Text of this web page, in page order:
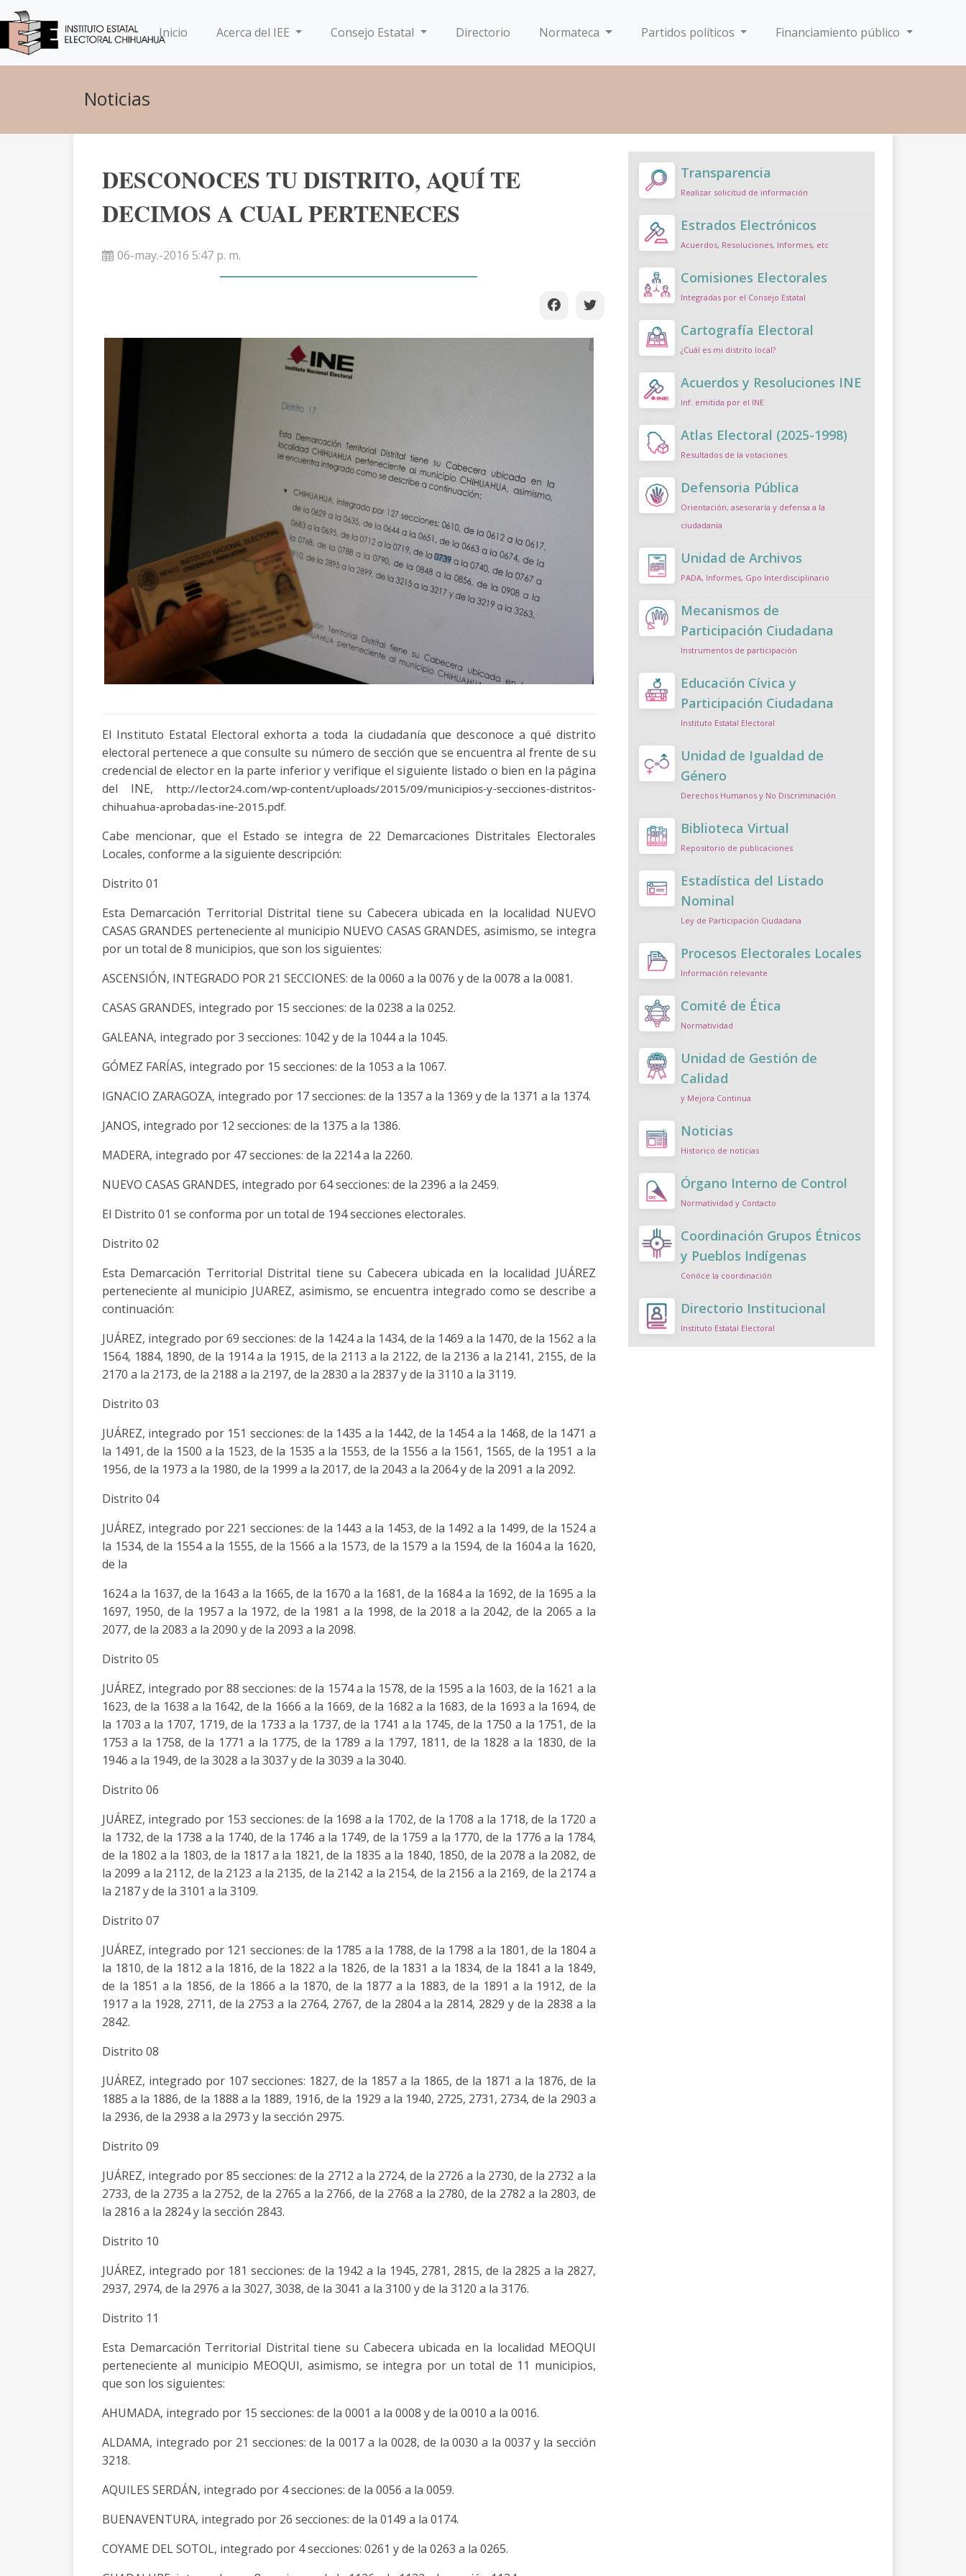
Inicio(current)Acerca del IEE Consejo Estatal Directorio Normateca Partidos políticos Financiamiento público
Noticias
DESCONOCES TU DISTRITO, AQUÍ TE
DECIMOS A CUAL PERTENECES
06-may.-2016 5:47 p. m.
El Instituto Estatal Electoral exhorta a toda la ciudadanía que desconoce a qué distrito
electoral pertenece a que consulte su número de sección que se encuentra al frente de su
credencial de elector en la parte inferior y verifique el siguiente listado o bien en la página
del INE,
http://lector24.com/wp-content/uploads/2015/09/municipios-y-secciones-distritos-
chihuahua-aprobadas-ine-2015.pdf.
Cabe mencionar, que el Estado se integra de 22 Demarcaciones Distritales Electorales
Locales, conforme a la siguiente descripción:
Distrito 01
Esta Demarcación Territorial Distrital tiene su Cabecera ubicada en la localidad NUEVO
CASAS GRANDES perteneciente al municipio NUEVO CASAS GRANDES, asimismo, se integra
por un total de 8 municipios, que son los siguientes:
ASCENSIÓN, INTEGRADO POR 21 SECCIONES: de la 0060 a la 0076 y de la 0078 a la 0081.
CASAS GRANDES, integrado por 15 secciones: de la 0238 a la 0252.
GALEANA, integrado por 3 secciones: 1042 y de la 1044 a la 1045.
GÓMEZ FARÍAS, integrado por 15 secciones: de la 1053 a la 1067.
IGNACIO ZARAGOZA, integrado por 17 secciones: de la 1357 a la 1369 y de la 1371 a la 1374.
JANOS, integrado por 12 secciones: de la 1375 a la 1386.
MADERA, integrado por 47 secciones: de la 2214 a la 2260.
NUEVO CASAS GRANDES, integrado por 64 secciones: de la 2396 a la 2459.
El Distrito 01 se conforma por un total de 194 secciones electorales.
Distrito 02
Esta Demarcación Territorial Distrital tiene su Cabecera ubicada en la localidad JUÁREZ
perteneciente al municipio JUAREZ, asimismo, se encuentra integrado como se describe a
continuación:
JUÁREZ, integrado por 69 secciones: de la 1424 a la 1434, de la 1469 a la 1470, de la 1562 a la
1564, 1884, 1890, de la 1914 a la 1915, de la 2113 a la 2122, de la 2136 a la 2141, 2155, de la
2170 a la 2173, de la 2188 a la 2197, de la 2830 a la 2837 y de la 3110 a la 3119.
Distrito 03
JUÁREZ, integrado por 151 secciones: de la 1435 a la 1442, de la 1454 a la 1468, de la 1471 a
la 1491, de la 1500 a la 1523, de la 1535 a la 1553, de la 1556 a la 1561, 1565, de la 1951 a la
1956, de la 1973 a la 1980, de la 1999 a la 2017, de la 2043 a la 2064 y de la 2091 a la 2092.
Distrito 04
JUÁREZ, integrado por 221 secciones: de la 1443 a la 1453, de la 1492 a la 1499, de la 1524 a
la 1534, de la 1554 a la 1555, de la 1566 a la 1573, de la 1579 a la 1594, de la 1604 a la 1620,
de la
1624 a la 1637, de la 1643 a la 1665, de la 1670 a la 1681, de la 1684 a la 1692, de la 1695 a la
1697, 1950, de la 1957 a la 1972, de la 1981 a la 1998, de la 2018 a la 2042, de la 2065 a la
2077, de la 2083 a la 2090 y de la 2093 a la 2098.
Distrito 05
JUÁREZ, integrado por 88 secciones: de la 1574 a la 1578, de la 1595 a la 1603, de la 1621 a la
1623, de la 1638 a la 1642, de la 1666 a la 1669, de la 1682 a la 1683, de la 1693 a la 1694, de
la 1703 a la 1707, 1719, de la 1733 a la 1737, de la 1741 a la 1745, de la 1750 a la 1751, de la
1753 a la 1758, de la 1771 a la 1775, de la 1789 a la 1797, 1811, de la 1828 a la 1830, de la
1946 a la 1949, de la 3028 a la 3037 y de la 3039 a la 3040.
Distrito 06
JUÁREZ, integrado por 153 secciones: de la 1698 a la 1702, de la 1708 a la 1718, de la 1720 a
la 1732, de la 1738 a la 1740, de la 1746 a la 1749, de la 1759 a la 1770, de la 1776 a la 1784,
de la 1802 a la 1803, de la 1817 a la 1821, de la 1835 a la 1840, 1850, de la 2078 a la 2082, de
la 2099 a la 2112, de la 2123 a la 2135, de la 2142 a la 2154, de la 2156 a la 2169, de la 2174 a
la 2187 y de la 3101 a la 3109.
Distrito 07
JUÁREZ, integrado por 121 secciones: de la 1785 a la 1788, de la 1798 a la 1801, de la 1804 a
la 1810, de la 1812 a la 1816, de la 1822 a la 1826, de la 1831 a la 1834, de la 1841 a la 1849,
de la 1851 a la 1856, de la 1866 a la 1870, de la 1877 a la 1883, de la 1891 a la 1912, de la
1917 a la 1928, 2711, de la 2753 a la 2764, 2767, de la 2804 a la 2814, 2829 y de la 2838 a la
2842.
Distrito 08
JUÁREZ, integrado por 107 secciones: 1827, de la 1857 a la 1865, de la 1871 a la 1876, de la
1885 a la 1886, de la 1888 a la 1889, 1916, de la 1929 a la 1940, 2725, 2731, 2734, de la 2903 a
la 2936, de la 2938 a la 2973 y la sección 2975.
Distrito 09
JUÁREZ, integrado por 85 secciones: de la 2712 a la 2724, de la 2726 a la 2730, de la 2732 a la
2733, de la 2735 a la 2752, de la 2765 a la 2766, de la 2768 a la 2780, de la 2782 a la 2803, de
la 2816 a la 2824 y la sección 2843.
Distrito 10
JUÁREZ, integrado por 181 secciones: de la 1942 a la 1945, 2781, 2815, de la 2825 a la 2827,
2937, 2974, de la 2976 a la 3027, 3038, de la 3041 a la 3100 y de la 3120 a la 3176.
Distrito 11
Esta Demarcación Territorial Distrital tiene su Cabecera ubicada en la localidad MEOQUI
perteneciente al municipio MEOQUI, asimismo, se integra por un total de 11 municipios,
que son los siguientes:
AHUMADA, integrado por 15 secciones: de la 0001 a la 0008 y de la 0010 a la 0016.
ALDAMA, integrado por 21 secciones: de la 0017 a la 0028, de la 0030 a la 0037 y la sección
3218.
AQUILES SERDÁN, integrado por 4 secciones: de la 0056 a la 0059.
BUENAVENTURA, integrado por 26 secciones: de la 0149 a la 0174.
COYAME DEL SOTOL, integrado por 4 secciones: 0261 y de la 0263 a la 0265.
Transparencia
Realizar solicitud de información
Estrados Electrónicos
Acuerdos, Resoluciones, Informes, etc
Comisiones Electorales
Integradas por el Consejo Estatal
Cartografía Electoral
¿Cuál es mi distrito local?
Acuerdos y Resoluciones INE
Inf. emitida por el INE
Atlas Electoral (2025-1998)
Resultados de la votaciones
Defensoria Pública
Orientación, asesoraría y defensa a la
ciudadanía
Unidad de Archivos
PADA, Informes, Gpo Interdisciplinario
Mecanismos de
Participación Ciudadana
Instrumentos de participación
Educación Cívica y
Participación Ciudadana
Instituto Estatal Electoral
Unidad de Igualdad de
Género
Derechos Humanos y No Discriminación
Biblioteca Virtual
Repositorio de publicaciones
Estadística del Listado
Nominal
Ley de Participación Ciudadana
Procesos Electorales Locales
Información relevante
Comité de Ética
Normatividad
Unidad de Gestión de
Calidad
y Mejora Continua
Noticias
Historico de noticias
Órgano Interno de Control
Normatividad y Contacto
Coordinación Grupos Étnicos
y Pueblos Indígenas
Conóce la coordinación
Directorio Institucional
Instituto Estatal Electoral